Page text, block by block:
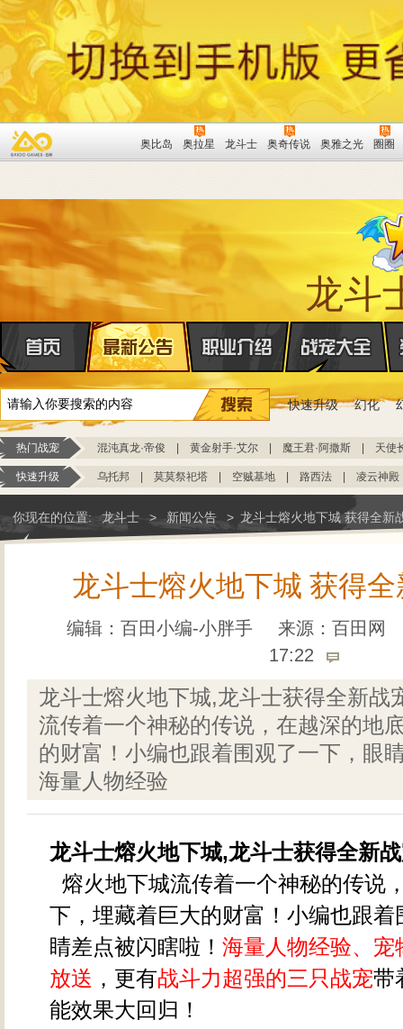
奥比岛 奥拉星 龙斗士 奥奇传说 奥雅之光 圈圈
龙斗
快速升级 幻化
热门战宠 混沌真龙·帝俊 黄金射手·艾尔 魔王君·阿撒斯 天使
快速升级 乌托邦 莫莫祭祀塔 空贼基地 路西法 凌云神殿
你现在的位置: 龙斗士 > 新闻公告 > 龙斗士熔火地下城 获得全新
龙斗士熔火地下城 获得
编辑：百田小编-小胖手 来源：百田网
17:22
龙斗士熔火地下城,龙斗士获得全新战
流传着一个神秘的传说，在越深的地
的财富！小编也跟着围观了一下，眼
海量人物经验
龙斗士熔火地下城,龙斗士获得全新
熔火地下城流传着一个神秘的传说
下，埋藏着巨大的财富！小编也跟着
睛差点被闪瞎啦！ 海量人物经验、宠
放送 ，更有战斗力超强的三只战宠带
能效果大回归！